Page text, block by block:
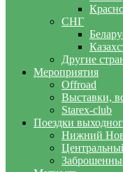
СНГ
Другие
Мероприятия
Offroad
Выставки,
Starex-club
Поездки
Нижний